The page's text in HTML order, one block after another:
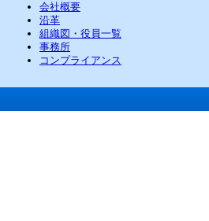
会社概要
沿革
組織図・役員一覧
事務所
コンプライアンス